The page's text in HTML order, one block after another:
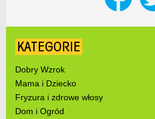
KATEGORIE
Dobry Wzrok
Mama i Dziecko
Fryzura i zdrowe włosy
Dom i Ogród